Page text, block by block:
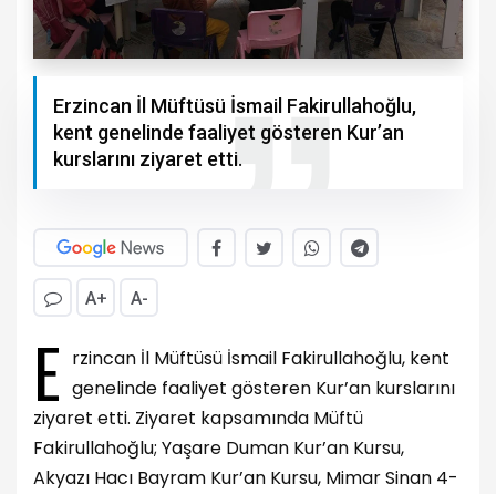
Erzincan İl Müftüsü İsmail Fakirullahoğlu,
kent genelinde faaliyet gösteren Kur’an
kurslarını ziyaret etti.
A+ A-
E rzincan İl Müftüsü İsmail Fakirullahoğlu, kent
genelinde faaliyet gösteren Kur’an kurslarını
ziyaret etti. Ziyaret kapsamında Müftü
Fakirullahoğlu; Yaşare Duman Kur’an Kursu,
Akyazı Hacı Bayram Kur’an Kursu, Mimar Sinan 4-